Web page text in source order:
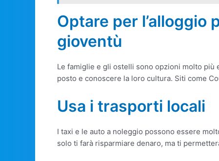
Optare per l’alloggio
gioventù
Le famiglie e gli ostelli sono opzioni molto
posto e conoscere la loro cultura. Siti come
Usa i trasporti locali
I taxi e le auto a noleggio possono essere
solo ti farà risparmiare denaro, ma ti